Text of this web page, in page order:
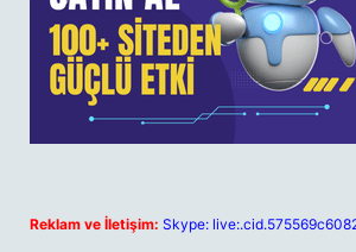
Reklam ve İletişim: Skype: